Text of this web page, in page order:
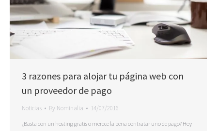
3 razones para alojar tu página web con
un proveedor de pago
Noticias By Nominalia 14/07/2016
¿Basta con un hosting gratis o merece la pena contratar uno de pago? Hoy